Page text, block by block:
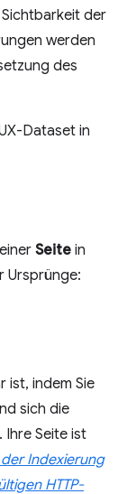
der
werden
des
Dataset in
Seite in
Ursprünge:
ist, indem Sie
sich die
Ihre Seite ist
Indexierung
HTTP-